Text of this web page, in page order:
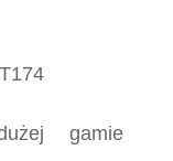
gamie